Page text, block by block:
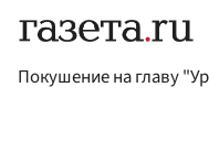
Покушение на главу